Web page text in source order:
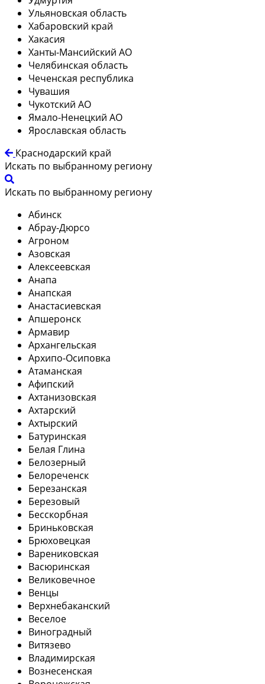
Ульяновская область
Хабаровский край
Хакасия
Ханты-Мансийский АО
Челябинская область
Чеченская республика
Чувашия
Чукотский АО
Ямало-Ненецкий АО
Ярославская область
Краснодарский край
Искать по выбранному региону
Искать по выбранному региону
Абинск
Абрау-Дюрсо
Агроном
Азовская
Алексеевская
Анапа
Анапская
Анастасиевская
Апшеронск
Армавир
Архангельская
Архипо-Осиповка
Атаманская
Афипский
Ахтанизовская
Ахтарский
Ахтырский
Батуринская
Белая Глина
Белозерный
Белореченск
Березанская
Березовый
Бесскорбная
Бриньковская
Брюховецкая
Варениковская
Васюринская
Великовечное
Венцы
Верхнебаканский
Веселое
Виноградный
Витязево
Владимирская
Вознесенская